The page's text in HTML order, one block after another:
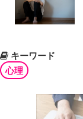
キーワード
心理